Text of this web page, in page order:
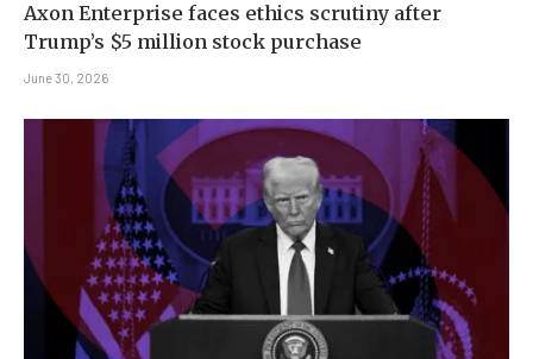
Axon Enterprise faces ethics scrutiny after
Trump’s $5 million stock purchase
June 30, 2026